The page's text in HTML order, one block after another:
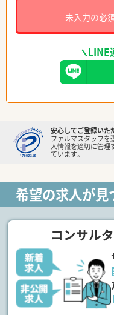
未入力の必
LINE
安心してご登録いた
ファルマスタッフを
人情報を適切に管理
ています。
希望の求人が
コンサル